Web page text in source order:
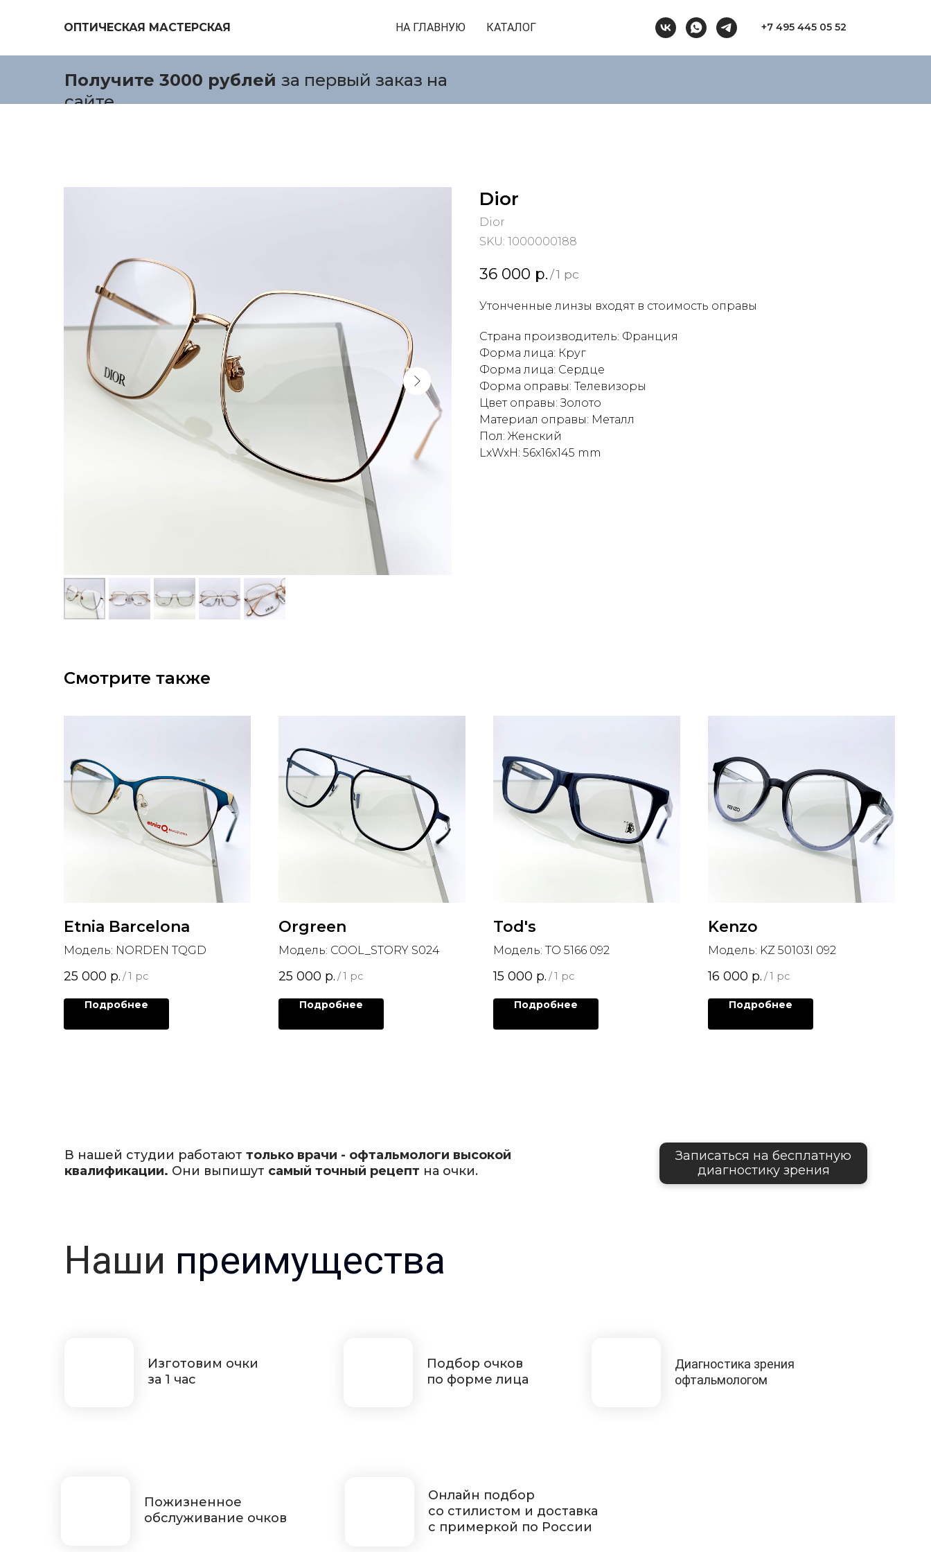
ОПТИЧЕСКАЯ МАСТЕРСКАЯ НА ГЛАВНУЮ КАТАЛОГ +7 495 445 05 52
Получите 3000 рублей за первый заказ на
сайте.
Dior
Dior
SKU: 1000000188
36 000 р. /1 pc
Утонченные линзы входят в стоимость оправы
Страна производитель: Франция
Форма лица: Круг
Форма лица: Сердце
Форма оправы: Телевизоры
Цвет оправы: Золото
Материал оправы: Металл
Пол: Женский
LxWxH: 56x16x145 mm
Смотрите также
Etnia Barcelona
Модель: NORDEN TQGD
25 000 р. /1 pc
Подробнее
Orgreen
Модель: COOL_STORY S024
25 000 р. /1 pc
Подробнее
Tod's
Модель: TO 5166 092
15 000 р. /1 pc
Подробнее
Kenzo
Модель: KZ 50103I 092
16 000 р. /1 pc
Подробнее
В нашей студии работают только врачи - офтальмологи высокой
квалификации. Они выпишут самый точный рецепт на очки.
Записаться на бесплатную
диагностику зрения
Наши преимущества
Изготовим очки
за 1 час
Подбор очков
по форме лица
Пожизненное
обслуживание очков
Онлайн подбор
со стилистом и доставка
с примеркой по России
Диагностика зрения
офтальмологом